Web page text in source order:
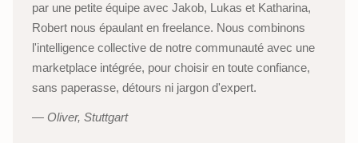
par une petite équipe avec Jakob, Lukas et Katharina,
Robert nous épaulant en freelance. Nous combinons
l'intelligence collective de notre communauté avec une
marketplace intégrée, pour choisir en toute confiance,
sans paperasse, détours ni jargon d'expert.
Oliver, Stuttgart